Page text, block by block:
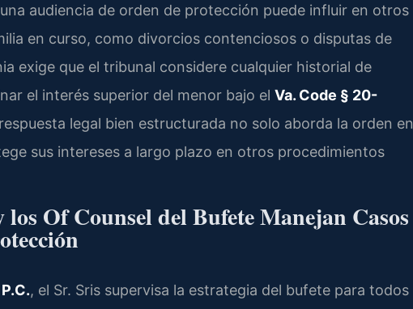
audiencia de orden de protección puede influir en otros
en curso, como divorcios contenciosos o disputas de
exige que el tribunal considere cualquier historial de
el interés superior del menor bajo el Va. Code § 20-
legal bien estructurada no solo aborda la orden en
sus intereses a largo plazo en otros procedimientos
los Of Counsel del Bufete Manejan Casos
, el Sr. Sris supervisa la estrategia del bufete para todos